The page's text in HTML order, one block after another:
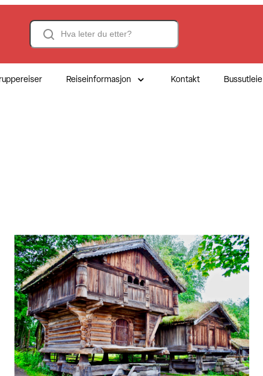
Search
Reiseinformasjon Kontakt Bussutleie